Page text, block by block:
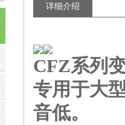
详细介绍
CFZ系列
专用于大
音低。